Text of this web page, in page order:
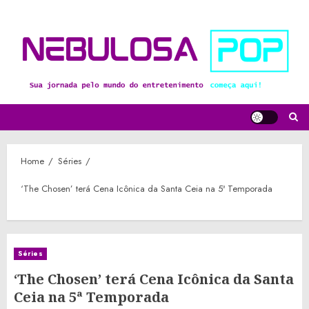
content
Home Séries
‘The Chosen’ terá Cena Icônica da Santa Ceia na 5ª Temporada
Séries
‘The Chosen’ terá Cena Icônica da Santa
Ceia na 5ª Temporada